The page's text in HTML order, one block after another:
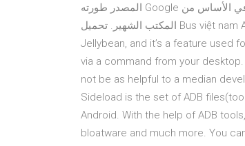
المصدر طورته Google حاليًا ، ولكنه كان مستمدًا في الأساس من Linux كنقطة تشذيب موجهة من نظام تشغيل سطح
المكتب الشهير. تحميل Bus việt nam APK - للحصول على الروبوت. سريع وآمن ADB Sideload is employed in
Jellybean, and it’s a feature used
via a command from your
not be as helpful to a median
Sideload is the set of ADB
Android. With the help of ADB
bloatware and much more. You